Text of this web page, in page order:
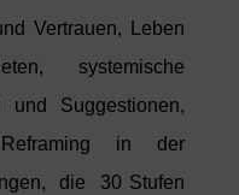
Vertrauen, Leben
systemische
und Suggestionen,
in der
die 30 Stufen